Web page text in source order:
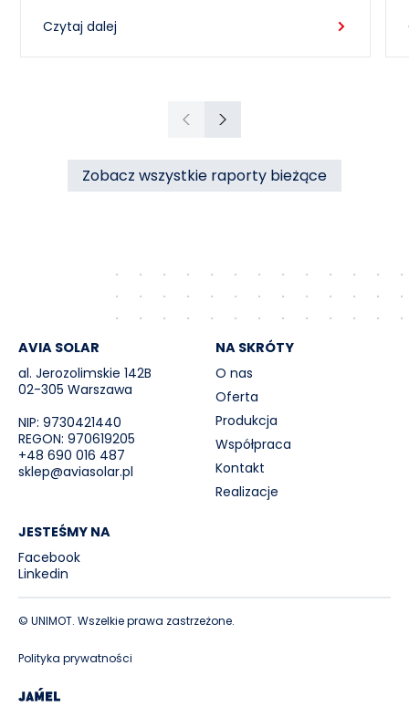
wieloletniej umowy sprzedaży ciepła z
Przedsiębiorstwem Inżynierii Miejskiej sp. z
Dziedzicach („PIM”), dotyczącej sprzedaży
ciepła do miasta Czechowice-Dziedzice
Czytaj dalej
PoprzedniNastępny
Zobacz wszystkie raporty bieżące
AVIA SOLAR
al. Jerozolimskie 142B
02-305 Warszawa
NIP: 9730421440
REGON: 970619205
+48 690 016 487
sklep@aviasolar.pl
NA SKRÓTY
O nas
Oferta
Produkcja
Współpraca
Kontakt
Realizacje
JESTEŚMY NA
Facebook
Linkedin
© UNIMOT. Wszelkie prawa zastrzeżone.
Polityka prywatności